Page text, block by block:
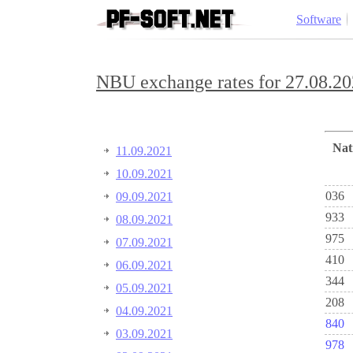
Software
NBU exchange rates for
11.09.2021
10.09.2021
09.09.2021
08.09.2021
07.09.2021
06.09.2021
05.09.2021
04.09.2021
03.09.2021
036
933
975
410
344
208
840
978